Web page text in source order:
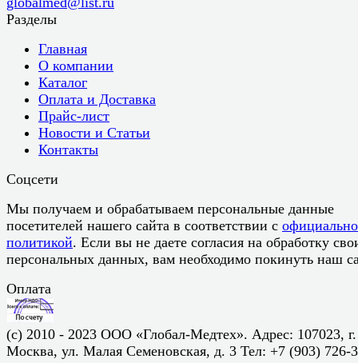
Разделы
Главная
О компании
Каталог
Оплата и Доставка
Прайс-лист
Новости и Статьи
Контакты
Соцсети
Мы получаем и обрабатываем персональные данные
посетителей нашего сайта в соответствии с
политикой. Если вы не даете согласия на обработку
персональных данных, вам необходимо покинуть наш
Оплата
(c) 2010 - 2023 ООО «Глобал-Медтех». Адрес: 107023, г.
Москва, ул. Малая Семеновская, д. 3 Тел: +7 (903) 726-